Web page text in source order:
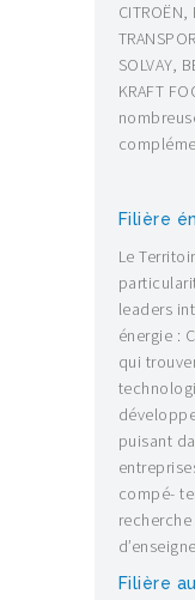
CITROËN,
SOLVAY,
KRAFT
Filière
Le
leaders
énergie :
qui
puisant
compé-
Filière